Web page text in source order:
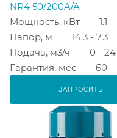
NR4 50/200A/A
Мощность, кВт
1.1
Напор, м
14.3 - 7.3
Подача, м3/ч
0 - 24
Гарантия, мес
60
ЗАПРОСИТЬ